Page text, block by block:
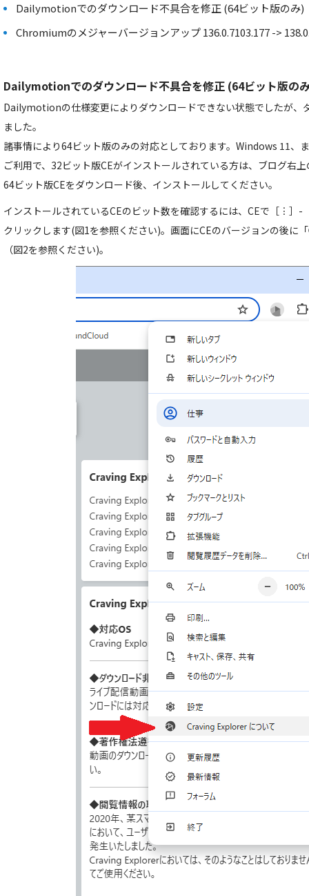
Dailymotionでのダウンロード不具合を修正 (64ビット版のみ)
Chromiumのメジャーバージョンアップ 136.0.7103.177 ->
Dailymotionでのダウンロード不具合を修正 (64ビット版の
Dailymotionの仕様変更によりダウンロードできない状態でしたが、
ました。
諸事情により64ビット版のみの対応としております。Windows 11、
ご利用で、32ビット版CEがインストールされている方は、ブログ右
64ビット版CEをダウンロード後、インストールしてください。
インストールされているCEのビット数を確認するには、CEで［︙
クリックします(図1を参照ください)。画面にCEのバージョンの後
（図2を参照ください)。